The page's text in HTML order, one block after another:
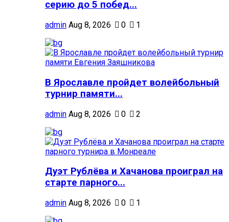
серию до 5 побед...
admin Aug 8, 2026 0 1
В Ярославле пройдет волейбольный
турнир памяти...
admin Aug 8, 2026 0 2
Дуэт Рублёва и Хачанова проиграл на
старте парного...
admin Aug 8, 2026 0 1